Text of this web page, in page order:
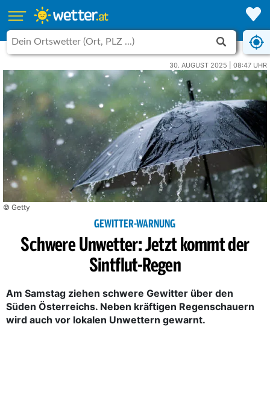
30. AUGUST 2025 | 08:47 UHR
© Getty
GEWITTER-WARNUNG
Schwere Unwetter: Jetzt kommt der
Sintflut-Regen
Am Samstag ziehen schwere Gewitter über den
Süden Österreichs. Neben kräftigen Regenschauern
wird auch vor lokalen Unwettern gewarnt.